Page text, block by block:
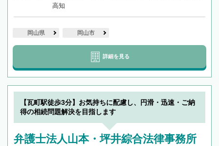
高知
岡山県 岡山市
詳細を見る
【瓦町駅徒歩3分】お気持ちに配慮し、円滑・迅速・ご納
得の相続問題解決を目指します
弁護士法人山本・坪井綜合法律事務所